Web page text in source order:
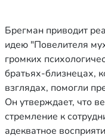
Брегман приводит
идею "Повелителя
громких
братьях-близнецах,
взглядах, помогли
Он утверждает, что
стремление к
адекватное